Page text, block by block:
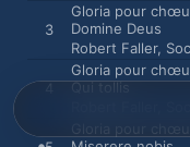
3
Gloria pour
Domine Deus
Robert Faller,
4
Gloria pour
Qui tollis
Gloria pour